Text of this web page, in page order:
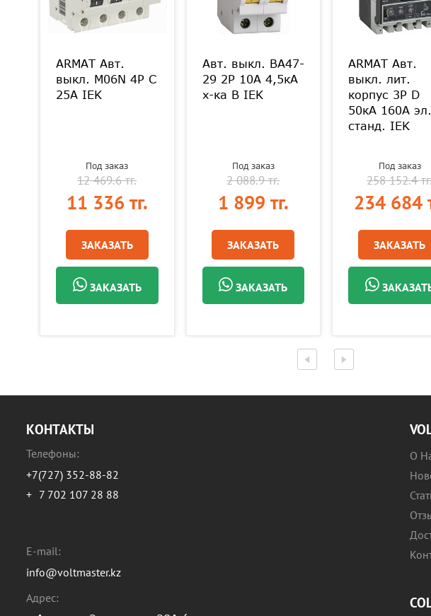
ARMAT Авт.
выкл. M06N 4P C
25А IEK
Под заказ
12 469.6 тг.
11 336 тг.
ЗАКАЗАТЬ
ЗАКАЗАТЬ
Авт. выкл. ВА47-
29 2Р 10А 4,5кА
х-ка В IEK
Под заказ
2 088.9 тг.
1 899 тг.
ЗАКАЗАТЬ
ЗАКАЗАТЬ
ARMAT Авт.
выкл. лит.
корпус 3P D
50кА 160А эл.
станд. IEK
Под заказ
258 152.4
234 684
ЗАКАЗАТЬ
КОНТАКТЫ
Телефоны:
+7(727) 352-88-82
+ 7 702 107 28 88
E-mail:
info@voltmaster.kz
Адрес:
О